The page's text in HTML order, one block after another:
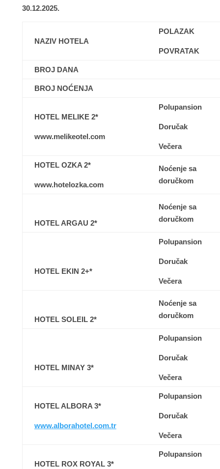
30.12.2025.
NAZIV HOTELA
POLAZAK
POVRATAK
BROJ DANA
BROJ NOĆENJA
HOTEL MELIKE 2*
www.melikeotel.com
Polupansion
Doručak
Večera
HOTEL OZKA 2*
www.hotelozka.com
Noćenje sa
doručkom
HOTEL ARGAU 2*
Noćenje sa
doručkom
HOTEL EKIN 2+*
Polupansion
Doručak
Večera
HOTEL SOLEIL 2*
Noćenje sa
doručkom
HOTEL MINAY 3*
Polupansion
Doručak
Večera
HOTEL ALBORA 3*
www.alborahotel.com.tr
Polupansion
Doručak
Večera
HOTEL ROX ROYAL 3*
Polupansion